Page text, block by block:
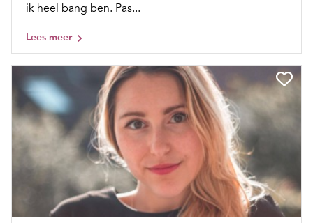
ik heel bang ben. Pas...
Lees meer